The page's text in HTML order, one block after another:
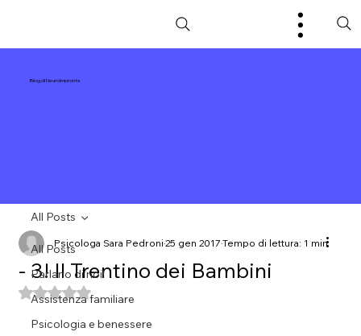
Blog di NeuroImpronta
All Posts
Parlano di noi!
Assistenza familiare
Psicologia e benessere
All Posts
- 3! Il Trentino dei Bambini
Psicologa Sara Pedroni25 gen 2017Tempo di lettura: 1 min
Valutazione NaN stelle su 5.